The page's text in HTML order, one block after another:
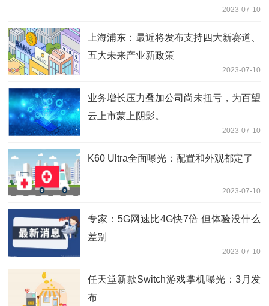
2023-07-10
上海浦东：最近将发布支持四大新赛道、
五大未来产业新政策
2023-07-10
业务增长压力叠加公司尚未扭亏，为百望
云上市蒙上阴影。
2023-07-10
K60 Ultra全面曝光：配置和外观都定了
2023-07-10
专家：5G网速比4G快7倍 但体验没什么
差别
2023-07-10
任天堂新款Switch游戏掌机曝光：3月发
布